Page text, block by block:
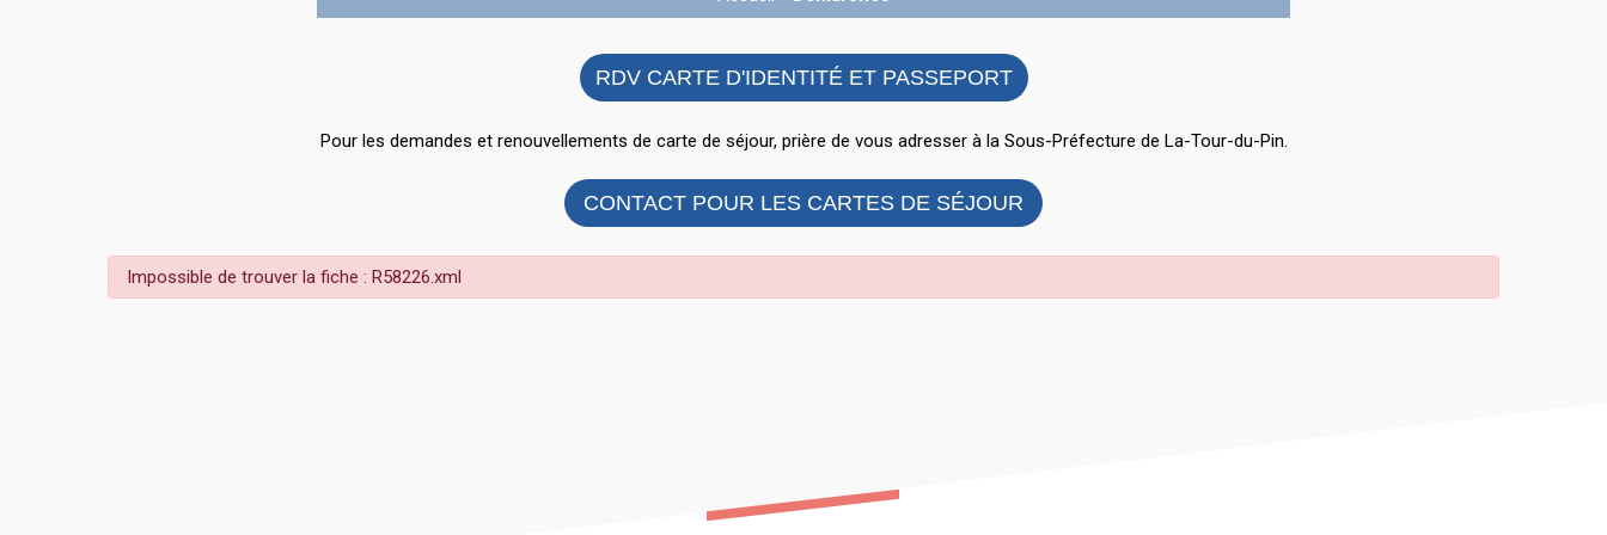
RDV CARTE D'IDENTITÉ ET PASSEPORT
Pour les demandes et renouvellements de carte de séjour, prière de vous adresser à la Sous-Préfecture de La-Tour-du-Pin.
CONTACT POUR LES CARTES DE SÉJOUR
Impossible de trouver la fiche : R58226.xml